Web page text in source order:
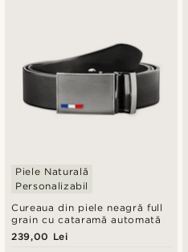
Cureaua din piele neagră full
grain cu cataramă automată
Piele Naturală
Personalizabil
239,00 Lei